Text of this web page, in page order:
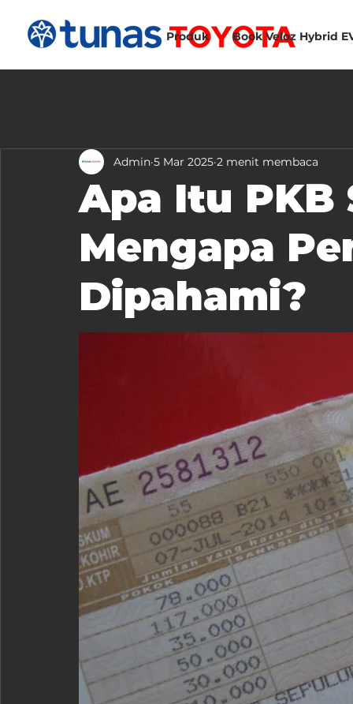
Produk Book Veloz Hybrid
Apa Itu PKB
Mengapa
Dipahami?
Admin 5 Mar 2025 2 menit membaca